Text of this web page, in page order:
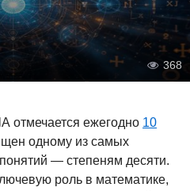
368
отмечается ежегодно 10
одному из самых
— степеням десяти.
роль в математике,